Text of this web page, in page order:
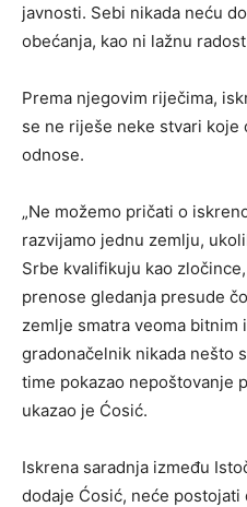
javnosti. Sebi nikada neću
obećanja, kao ni lažnu
Prema njegovim riječima,
se ne riješe neke stvari
odnose.
„Ne možemo pričati o
razvijamo jednu zemlju,
Srbe kvalifikuju kao
prenose gledanja presude
zemlje smatra veoma bitnim
gradonačelnik nikada nešto
time pokazao nepoštovanje
ukazao je Ćosić.
Iskrena saradnja između
dodaje Ćosić, neće postojati